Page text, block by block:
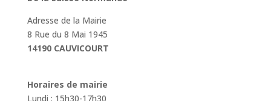
Adresse de la Mairie
8 Rue du 8 Mai 1945
14190 CAUVICOURT
Horaires de mairie
Lundi : 15h30-17h30